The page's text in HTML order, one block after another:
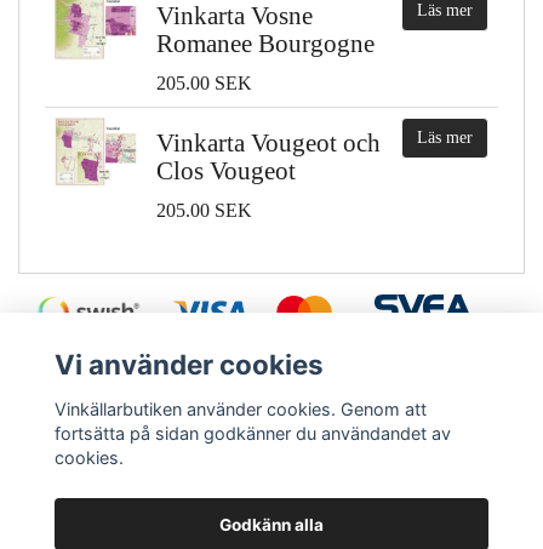
Vinkarta Vosne
Romanee Bourgogne
205.00 SEK
Läs mer
Vinkarta Vougeot och
Clos Vougeot
205.00 SEK
Läs mer
Ångra köp Le Creuset - Screwpull
Vi använder cookies
Vinkällarbutiken använder cookies. Genom att
fortsätta på sidan godkänner du användandet av
cookies.
Godkänn alla